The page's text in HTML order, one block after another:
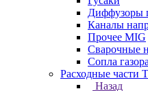
Диффузоры
Каналы
Прочее MIG
Сварочные
Сопла
Расходные части
Назад